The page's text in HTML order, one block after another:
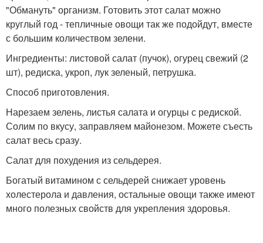
"Обмануть" организм. Готовить этот салат можно
круглый год - тепличные овощи так же подойдут, вместе
с большим количеством зелени.
Ингредиенты: листовой салат (пучок), огурец свежий (2
шт), редиска, укроп, лук зеленый, петрушка.
Способ приготовления.
Нарезаем зелень, листья салата и огурцы с редиской.
Солим по вкусу, заправляем майонезом. Можете съесть
салат весь сразу.
Салат для похудения из сельдерея.
Богатый витамином с сельдерей снижает уровень
холестерола и давления, остальные овощи также имеют
много полезных свойств для укрепления здоровья.